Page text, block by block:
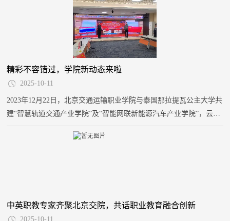
智慧轨道交通产业学院，培训班的开班标志着三方合作开启新的篇
章，将进一步推动长期、深入的合作，促进共同发展，为交通教育作
精彩不容错过，学院新动态来啦
2025-10-11
2023年12月22日，北京交通运输职业学院与泰国那拉提瓦公主大学共
建“智慧轨道交通产业学院”及“智能网联新能源汽车产业学院”，云揭
天津骥腾公司作为合作方出席揭牌仪式，我院院长贾东清、副院长高
中英职教专家齐聚北京交院，共话职业教育融合创新
2025-10-11